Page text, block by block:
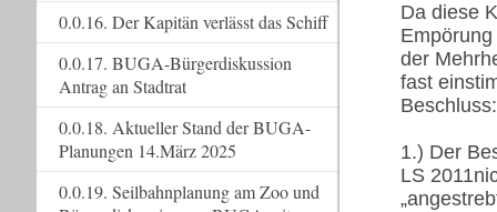
Da diese
der
fast
Beschluss:
1.) Der
LS
0.0.16. Der Kapitän verlässt das Schiff
0.0.17. BUGA-Bürgerdiskussion
Antrag an Stadtrat
0.0.18. Aktueller Stand der BUGA-
Planungen 14.März 2025
0.0.19. Seilbahnplanung am Zoo und